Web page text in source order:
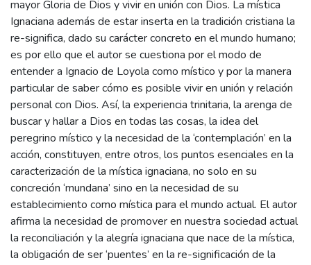
mayor Gloria de Dios y vivir en unión con Dios. La mística
Ignaciana además de estar inserta en la tradición cristiana la
re-significa, dado su carácter concreto en el mundo humano;
es por ello que el autor se cuestiona por el modo de
entender a Ignacio de Loyola como místico y por la manera
particular de saber cómo es posible vivir en unión y relación
personal con Dios. Así, la experiencia trinitaria, la arenga de
buscar y hallar a Dios en todas las cosas, la idea del
peregrino místico y la necesidad de la ‘contemplación’ en la
acción, constituyen, entre otros, los puntos esenciales en la
caracterización de la mística ignaciana, no solo en su
concreción ‘mundana’ sino en la necesidad de su
establecimiento como mística para el mundo actual. El autor
afirma la necesidad de promover en nuestra sociedad actual
la reconciliación y la alegría ignaciana que nace de la mística,
la obligación de ser ‘puentes’ en la re-significación de la